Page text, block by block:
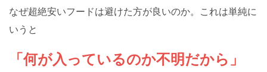
なぜ超絶安いフードは避けた方が良いのか。これは単純に
いうと
「何が入っているのか不明だから」